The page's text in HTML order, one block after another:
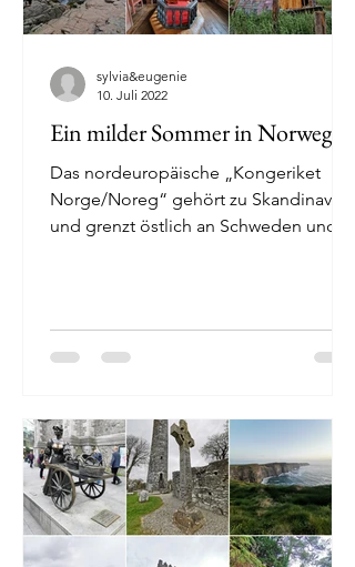
Ein milder Sommer in Norwegen
Das nordeuropäische „Kongeriket
Norge/Noreg“ gehört zu Skandinavien
und grenzt östlich an Schweden und
sylvia&eugenie
10. Juli 2022